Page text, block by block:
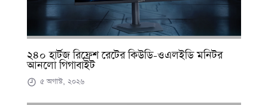
২৪০ হার্টজ রিফ্রেশ রেটের কিউডি-ওএলইডি মনিটর
আনলো গিগাবাইট
৫ অগাস্ট, ২০২৬